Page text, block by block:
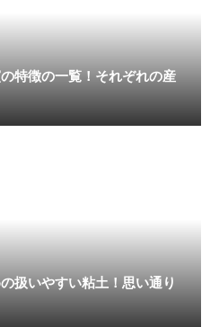
特徴の一覧！それぞれの産
扱いやすい粘土！思い通り